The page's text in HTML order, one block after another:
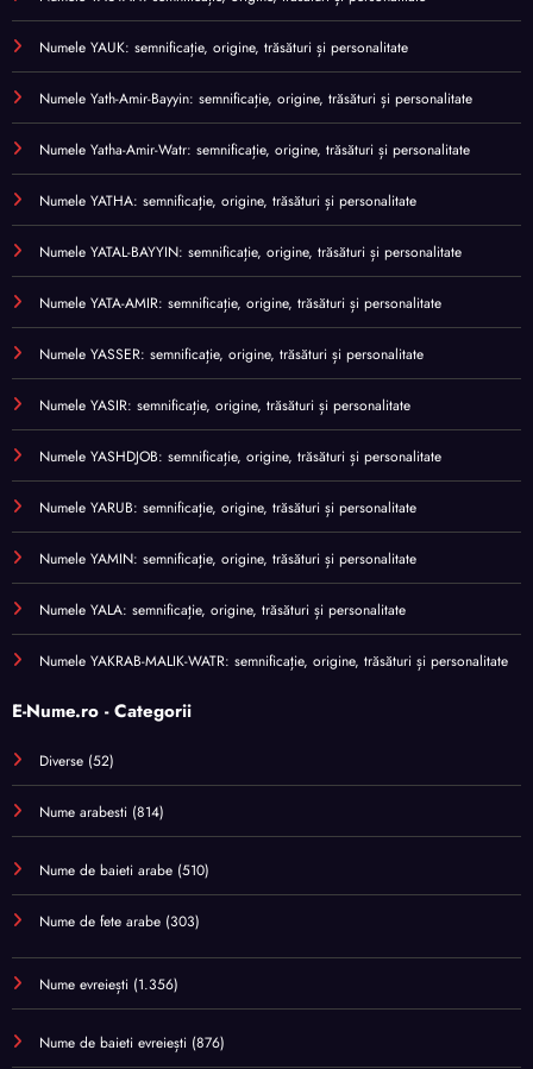
Numele YAUK: semnificație, origine, trăsături și personalitate
Numele Yath-Amir-Bayyin: semnificație, origine, trăsături și personalitate
Numele Yatha-Amir-Watr: semnificație, origine, trăsături și personalitate
Numele YATHA: semnificație, origine, trăsături și personalitate
Numele YATAL-BAYYIN: semnificație, origine, trăsături și personalitate
Numele YATA-AMIR: semnificație, origine, trăsături și personalitate
Numele YASSER: semnificație, origine, trăsături și personalitate
Numele YASIR: semnificație, origine, trăsături și personalitate
Numele YASHDJOB: semnificație, origine, trăsături și personalitate
Numele YARUB: semnificație, origine, trăsături și personalitate
Numele YAMIN: semnificație, origine, trăsături și personalitate
Numele YALA: semnificație, origine, trăsături și personalitate
Numele YAKRAB-MALIK-WATR: semnificație, origine, trăsături și personalitate
E-Nume.ro - Categorii
Diverse (52)
Nume arabesti (814)
Nume de baieti arabe (510)
Nume de fete arabe (303)
Nume evreiești (1.356)
Nume de baieti evreiești (876)